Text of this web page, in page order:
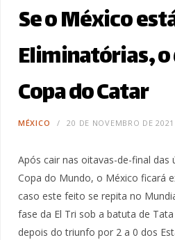
Se o México
Eliminatórias, o
Copa do Catar
MÉXICO 20 DE NOVEMBRO DE 2021
Após cair nas oitavas-de-final das
Copa do Mundo, o México ficará
caso este feito se repita no
fase da El Tri sob a batuta de
depois do triunfo por 2 a 0 dos